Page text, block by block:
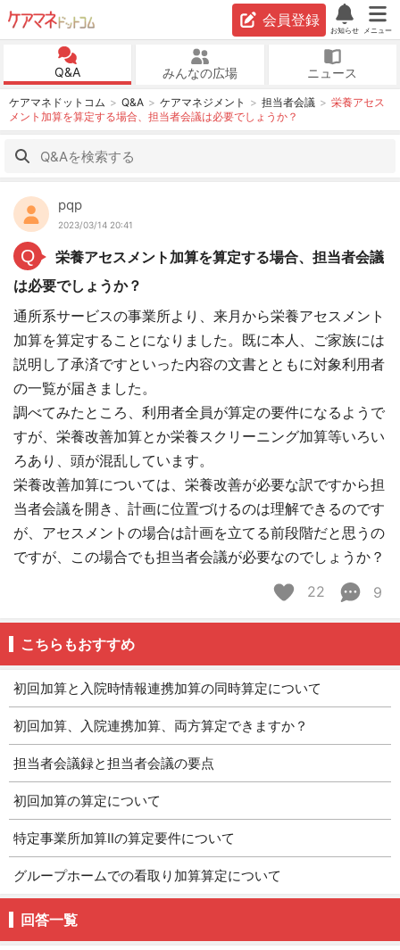
会員登録
お知らせ メニュー
Q&A みんなの広場 ニュース
ケアマネドットコム Q&A ケアマネジメント 担当者会議
栄養アセス
メント加算を算定する場合、担当者会議は必要でしょうか？
pqp
2023/03/14 20:41
Q
栄養アセスメント加算を算定する場合、担当者会議
は必要でしょうか？
通所系サービスの事業所より、来月から栄養アセスメント
加算を算定することになりました。既に本人、ご家族には
説明し了承済ですといった内容の文書とともに対象利用者
の一覧が届きました。
調べてみたところ、利用者全員が算定の要件になるようで
すが、栄養改善加算とか栄養スクリーニング加算等いろい
ろあり、頭が混乱しています。
栄養改善加算については、栄養改善が必要な訳ですから担
当者会議を開き、計画に位置づけるのは理解できるのです
が、アセスメントの場合は計画を立てる前段階だと思うの
ですが、この場合でも担当者会議が必要なのでしょうか？
22
9
こちらもおすすめ
初回加算と入院時情報連携加算の同時算定について
初回加算、入院連携加算、両方算定できますか？
担当者会議録と担当者会議の要点
初回加算の算定について
特定事業所加算Ⅱの算定要件について
グループホームでの看取り加算算定について
回答一覧